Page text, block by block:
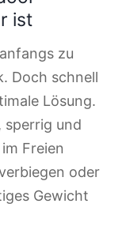
ist
zu
Doch schnell
Lösung.
sperrig und
Freien
oder
Gewicht